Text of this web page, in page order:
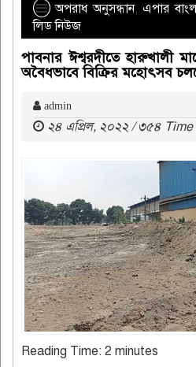
অপরাধ অনুসন্ধান,এপার
লিড নিউজ
পাবনার ঈশ্বরদীতে হারুখালী
অবৈধভাবে বিক্রির মহোৎসব
admin
২৪ এপ্রিল, ২০২২ / ৩৫৪
Reading Time: 2 minutes